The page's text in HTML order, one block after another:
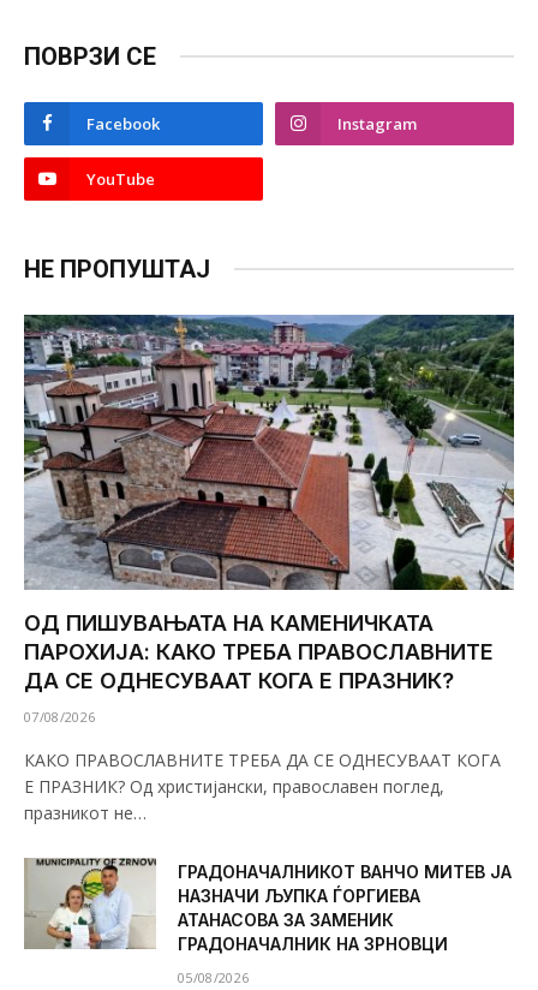
ПОВРЗИ СЕ
Facebook Instagram
YouTube
НЕ ПРОПУШТАЈ
ОД ПИШУВАЊАТА НА КАМЕНИЧКАТА
ПАРОХИЈА: КАКО ТРЕБА ПРАВОСЛАВНИТЕ
ДА СЕ ОДНЕСУВААТ КОГА Е ПРАЗНИК?
07/08/2026
КАКО ПРАВОСЛАВНИТЕ ТРЕБА ДА СЕ ОДНЕСУВААТ КОГА
Е ПРАЗНИК? Од христијански, православен поглед,
празникот не…
ГРАДОНАЧАЛНИКОТ ВАНЧО МИТЕВ ЈА
НАЗНАЧИ ЉУПКА ЃОРГИЕВА
АТАНАСОВА ЗА ЗАМЕНИК
ГРАДОНАЧАЛНИК НА ЗРНОВЦИ
05/08/2026